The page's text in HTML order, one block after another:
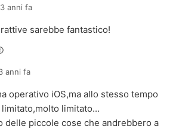
anni fa
sarebbe fantastico!
anni fa
operativo iOS,ma allo stesso tempo
limitato...
delle piccole cose che andrebbero a